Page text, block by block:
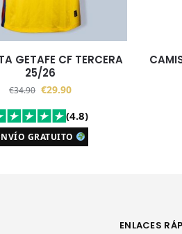
GETAFE CF TERCERA
25/26
€34.90 €29.90
(4.8)
GRATUITO
ENLACES